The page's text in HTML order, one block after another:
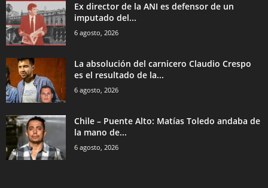
Ex director de la ANI es defensor de un
imputado del...
6 agosto, 2026
La absolución del carnicero Claudio Crespo
es el resultado de la...
6 agosto, 2026
Chile – Puente Alto: Matías Toledo andaba de
la mano de...
6 agosto, 2026